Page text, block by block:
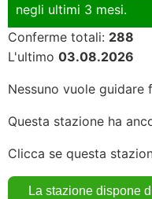
negli ultimi 3 mesi.
Conferme totali: 288
L'ultimo 03.08.2026
Nessuno vuole guidare
Questa stazione ha
Clicca se questa